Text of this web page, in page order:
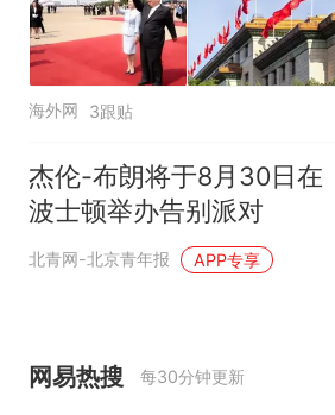
海外网 3跟贴
杰伦-布朗将于8月30日在
波士顿举办告别派对
北青网-北京青年报 APP专享
网易热搜 每30分钟更新